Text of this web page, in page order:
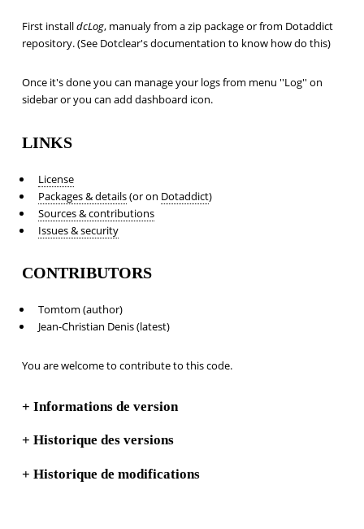
First installdcLog, manualy from a zip package or from Dotaddict
repository. (See Dotclear's documentation to know how do this)
Once it's done you can manage your logs from menu ''Log'' on
sidebar or you can add dashboard icon.
LINKS
License
Packages & details(or on Dotaddict)
Sources & contributions
Issues & security
CONTRIBUTORS
Tomtom (author)
Jean-Christian Denis (latest)
You are welcome to contribute to this code.
+ Informations de version
+ Historique des versions
+ Historique de modifications